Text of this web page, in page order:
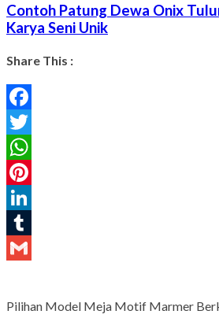
Contoh Patung Dewa Onix
Karya Seni Unik
Share This :
Facebook
Twitter
WhatsApp
Pinterest
LinkedIn
Tumblr
Pilihan Model Meja Motif Marmer